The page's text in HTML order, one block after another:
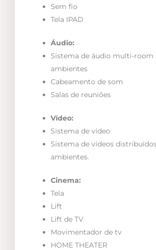
Sem fio
Tela IPAD
Áudio:
Sistema de áudio multi-room
ambientes
Cabeamento de som
Salas de reuniões
Vídeo:
Sistema de vídeo
Sistema de vídeos
ambientes.
Cinema:
Tela
Lift
Lift de TV
Movimentador de tv
HOME THEATER